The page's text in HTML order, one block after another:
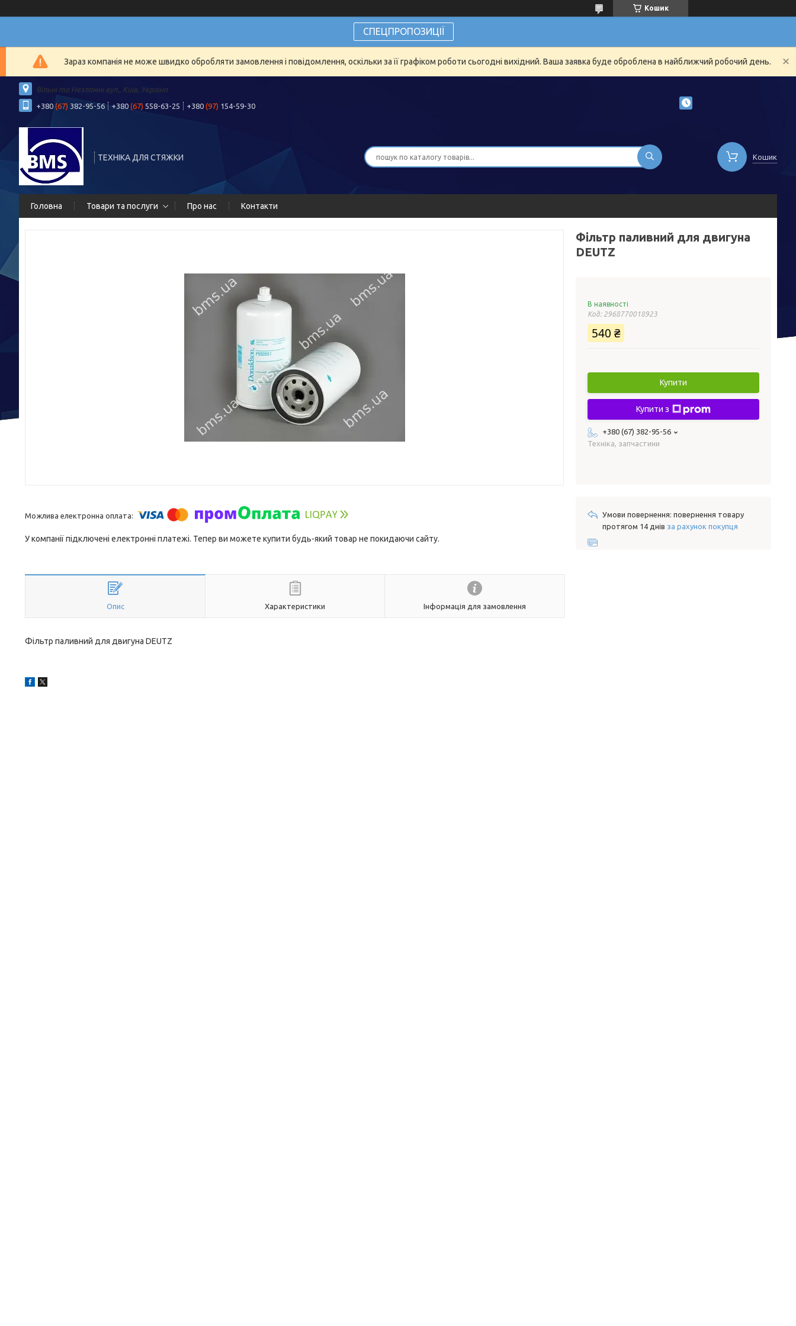
Кошик
СПЕЦПРОПОЗИЦІЇ
Зараз компанія не може швидко обробляти замовлення і повідомлення, оскільки за її графіком роботи сьогодні вихідний. Ваша заявка буде оброблена в найближчий робочий день.
Вільні та Незламні вул., Київ, Україна
+380 (67) 382-95-56 +380 (67) 558-63-25 +380 (97) 154-59-30
ТЕХНІКА ДЛЯ СТЯЖКИ Кошик
Головна Товари та послуги Про нас Контакти
У компанії підключені електронні платежі. Тепер ви можете купити будь-який товар не покидаючи сайту.
Опис Характеристики Інформація для замовлення
Фільтр паливний для двигуна DEUTZ
Фільтр паливний для двигуна
DEUTZ
В наявності
Код: 2968770018923
540 ₴
Купити
Купити з
+380 (67) 382-95-56
Техніка, запчастини
повернення товару
протягом 14 днів за рахунок покупця